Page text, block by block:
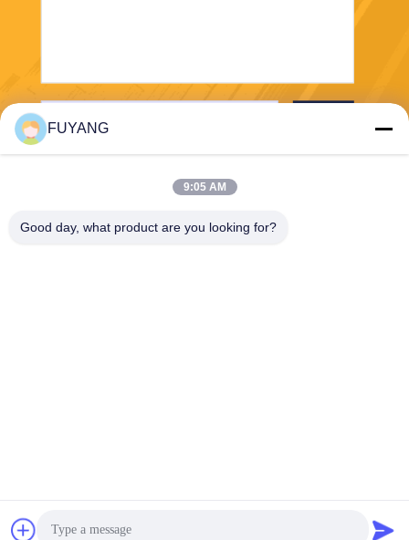
FUYANG
9:05 AM
Good day, what product are you looking for?